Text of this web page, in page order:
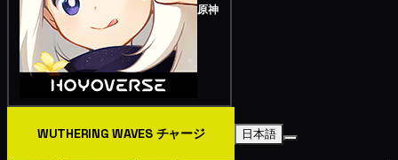
原神
WUTHERING WAVES チャージ 日本語